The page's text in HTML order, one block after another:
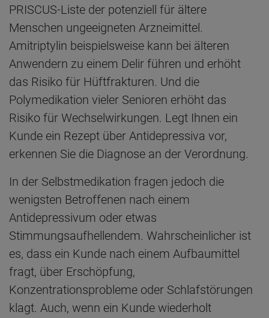
PRISCUS-Liste der potenziell für ältere
Menschen ungeeigneten Arzneimittel.
Amitriptylin beispielsweise kann bei älteren
Anwendern zu einem Delir führen und erhöht
das Risiko für Hüftfrakturen. Und die
Polymedikation vieler Senioren erhöht das
Risiko für Wechselwirkungen. Legt Ihnen ein
Kunde ein Rezept über Antidepressiva vor,
erkennen Sie die Diagnose an der Verordnung.
In der Selbstmedikation fragen jedoch die
wenigsten Betroffenen nach einem
Antidepressivum oder etwas
Stimmungsaufhellendem. Wahrscheinlicher ist
es, dass ein Kunde nach einem Aufbaumittel
fragt, über Erschöpfung,
Konzentrationsprobleme oder Schlafstörungen
klagt. Auch, wenn ein Kunde wiederholt